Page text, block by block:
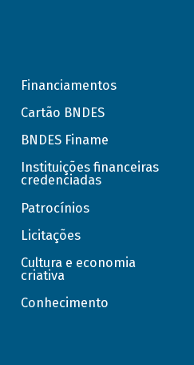
Financiamentos
Cartão BNDES
BNDES Finame
Instituições financeiras
credenciadas
Patrocínios
Licitações
Cultura e economia
criativa
Conhecimento